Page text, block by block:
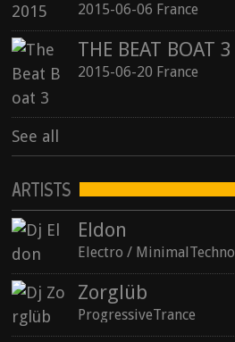
2015-06-06 France
THE BEAT BOAT 3
2015-06-20 France
See all
ARTISTS
Eldon
Electro / MinimalTechno
Zorglüb
ProgressiveTrance